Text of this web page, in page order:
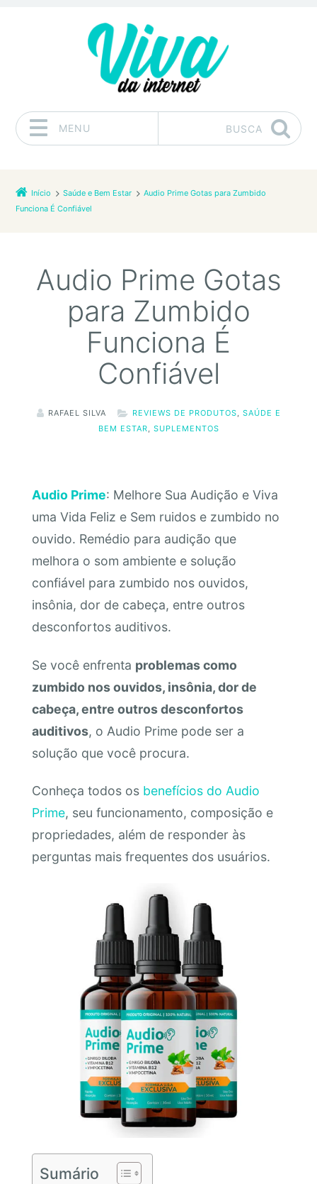
MENU BUSCA
Início Saúde e Bem Estar
Audio Prime Gotas para Zumbido
Funciona É Confiável
Audio Prime Gotas
para Zumbido
Funciona É
Confiável
RAFAEL SILVA REVIEWS DE PRODUTOS, SAÚDE E
BEM ESTAR, SUPLEMENTOS
Audio Prime: Melhore Sua Audição e Viva
uma Vida Feliz e Sem ruidos e zumbido no
ouvido. Remédio para audição que
melhora o som ambiente e solução
confiável para zumbido nos ouvidos,
insônia, dor de cabeça, entre outros
desconfortos auditivos.
Se você enfrenta problemas como
zumbido nos ouvidos, insônia, dor de
cabeça, entre outros desconfortos
auditivos, o Audio Prime pode ser a
solução que você procura.
Conheça todos os benefícios do Audio
Prime, seu funcionamento, composição e
propriedades, além de responder às
perguntas mais frequentes dos usuários.
Sumário